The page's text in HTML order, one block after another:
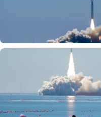
Fokus Berita – Lampung-
Hiperspektral pertama
diluncurkan ke orbit
Indonesia•05 Aug 2026